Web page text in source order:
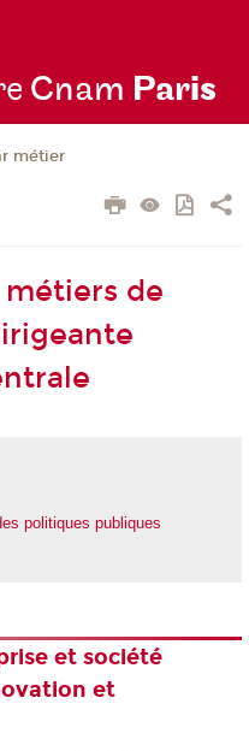
Cnam Paris
métier
de
politiques publiques
et société
et